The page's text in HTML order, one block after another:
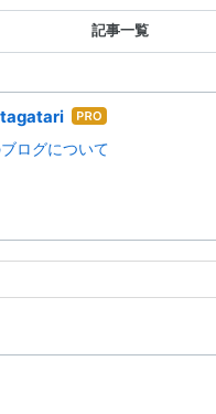
記事一覧
はて
ログ
ログについて